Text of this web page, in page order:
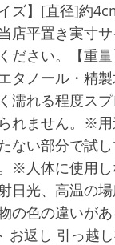
ズ】[直径]約
店平置き実寸
ださい。【
タノール・精
濡れる程度ス
れません。※
ない部分で試
※人体に使用
日光、高温の
の色の違いが
お返し 引っ越